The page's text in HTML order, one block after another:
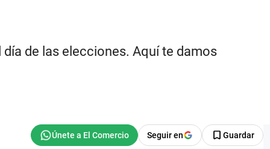
de las elecciones. Aquí te damos
Seguir en Guardar